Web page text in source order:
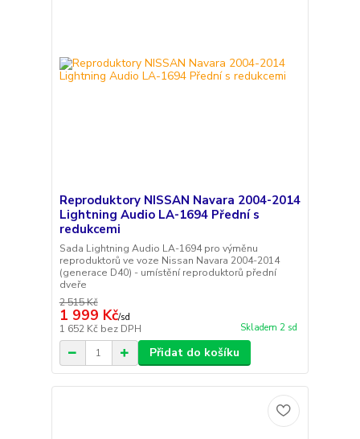
Reproduktory NISSAN Navara 2004-2014
Lightning Audio LA-1694 Přední s
redukcemi
Sada Lightning Audio LA-1694 pro výměnu
reproduktorů ve voze Nissan Navara 2004-2014
(generace D40) - umístění reproduktorů přední
dveře
2 515 Kč
1 999 Kč/sd
1 652 Kč bez DPH Skladem 2 sd
Přidat do košíku